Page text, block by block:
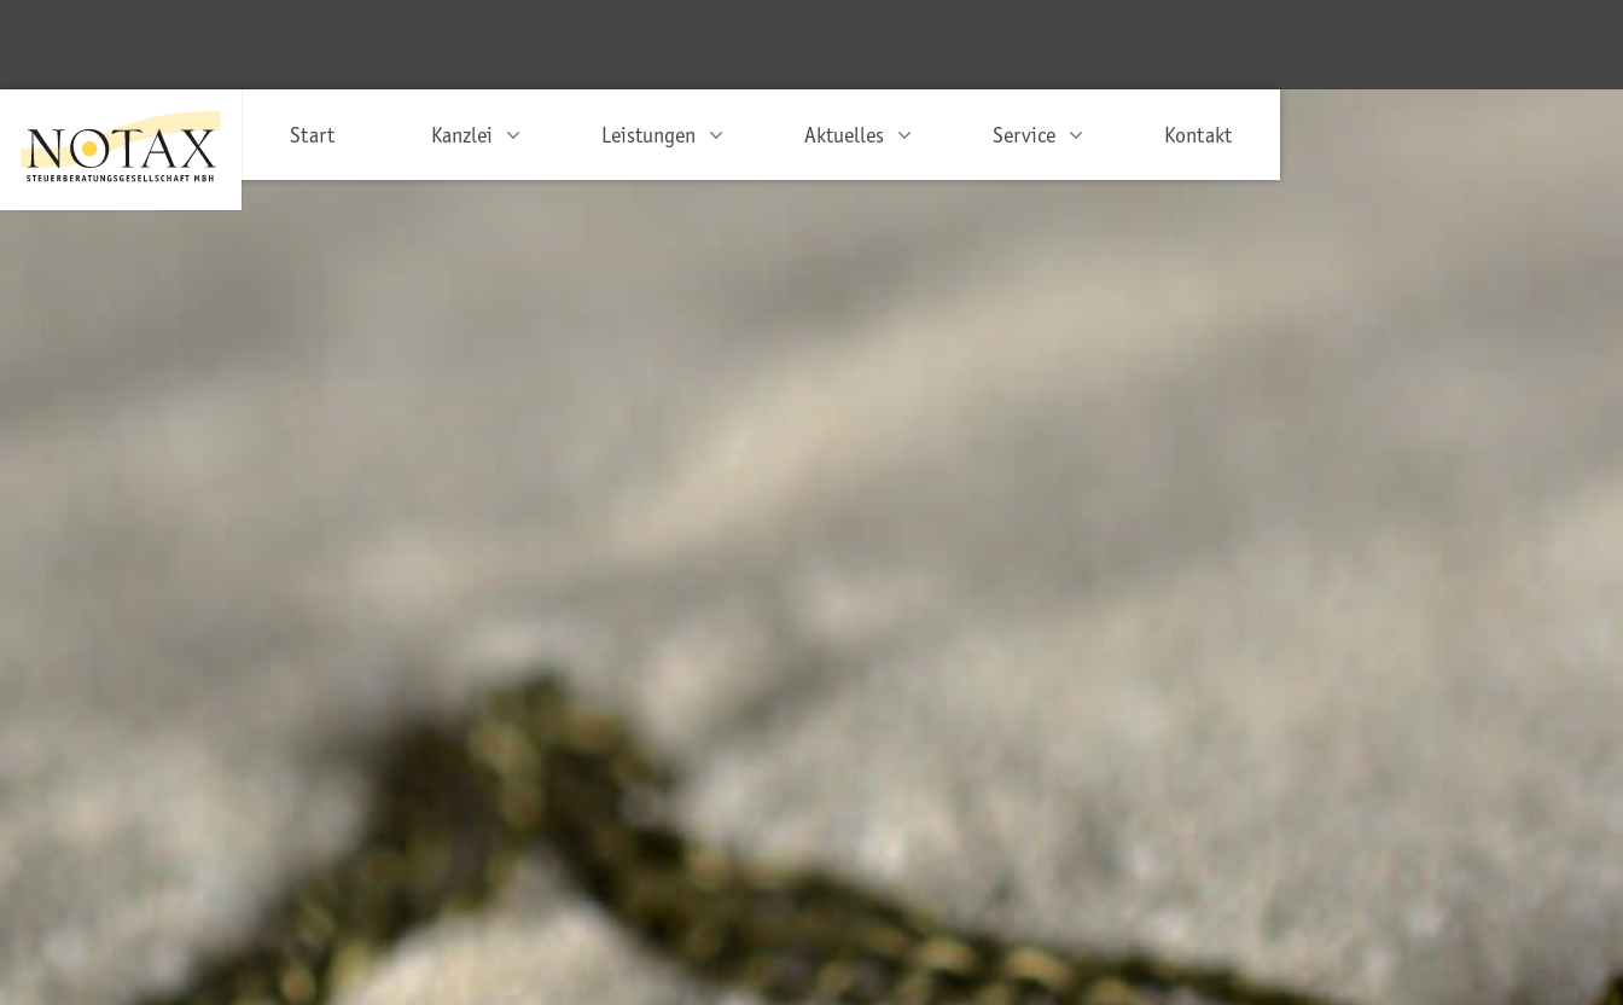
Start Kanzlei Leistungen Aktuelles Service Kontakt